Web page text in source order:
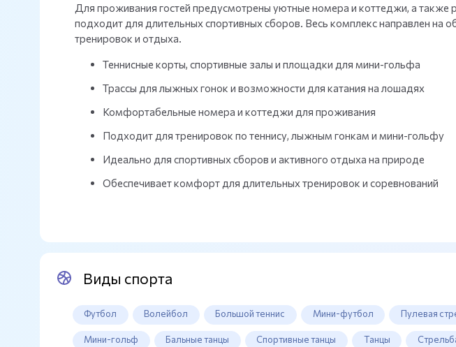
Для проживания гостей предусмотрены уютные номера и коттеджи, а также
подходит для длительных спортивных сборов. Весь комплекс направлен на
тренировок и отдыха.
Теннисные корты, спортивные залы и площадки для мини-гольфа
Трассы для лыжных гонок и возможности для катания на лошадях
Комфортабельные номера и коттеджи для проживания
Подходит для тренировок по теннису, лыжным гонкам и мини-гольфу
Идеально для спортивных сборов и активного отдыха на природе
Обеспечивает комфорт для длительных тренировок и соревнований
Виды спорта
Футбол Волейбол Большой теннис Мини-футбол Пулевая
Мини-гольф Бальные танцы Спортивные танцы Танцы